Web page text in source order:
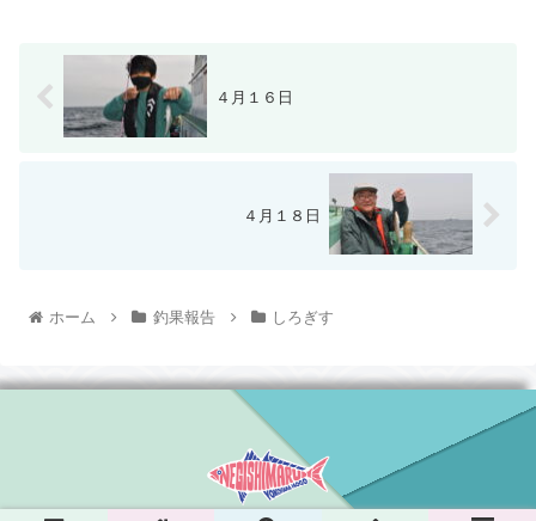
４月１６日
４月１８日
ホーム 釣果報告 しろぎす